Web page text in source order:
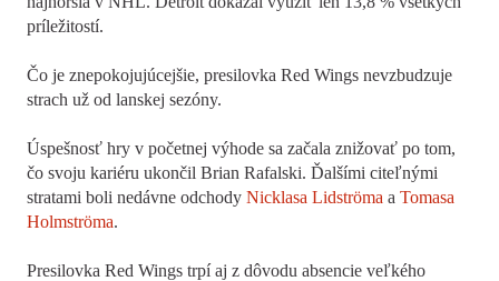
príležitostí.
Čo je znepokojujúcejšie, presilovka Red Wings nevzbudzuje
strach už od lanskej sezóny.
Úspešnosť hry v početnej výhode sa začala znižovať po tom,
čo svoju kariéru ukončil Brian Rafalski. Ďalšími citeľnými
stratami boli nedávne odchody Nicklasa Lidströma a Tomasa
Holmströma.
Presilovka Red Wings trpí aj z dôvodu absencie veľkého